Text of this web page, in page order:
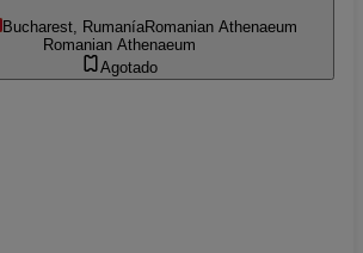
Bucharest, RumaníaRomanian Athenaeum
Romanian Athenaeum
Agotado